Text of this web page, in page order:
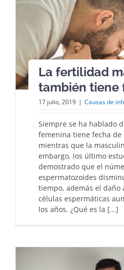
La fertilidad
también tiene
17 julio, 2019 | Causas de
Siempre se ha hablado
femenina tiene fecha de
mientras que la
embargo, los último
demostrado que el
espermatozoides
tiempo, además el daño
células espermáticas
los años. ¿Qué es la [...]